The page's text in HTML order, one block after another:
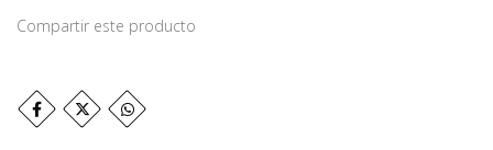
Compartir este producto